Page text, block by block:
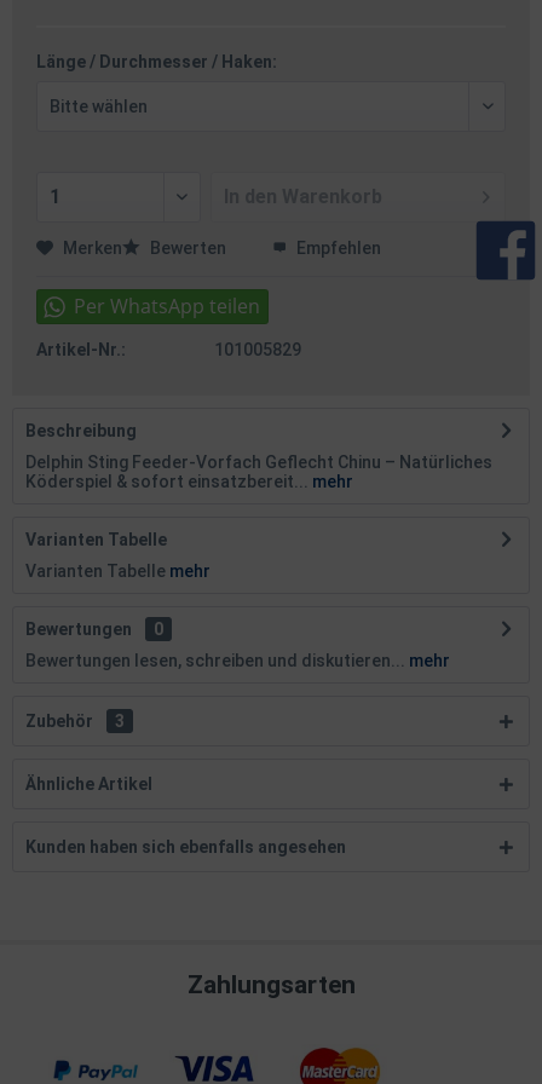
Länge / Durchmesser / Haken:
Merken Bewerten Empfehlen
Artikel-Nr.: 101005829
Beschreibung
Delphin Sting Feeder-Vorfach Geflecht Chinu – Natürliches
Köderspiel & sofort einsatzbereit...
mehr
Varianten Tabelle
Varianten Tabelle mehr
Bewertungen
0
Bewertungen lesen, schreiben und diskutieren...
mehr
Zubehör 3
Ähnliche Artikel
Kunden haben sich ebenfalls angesehen
Zahlungsarten